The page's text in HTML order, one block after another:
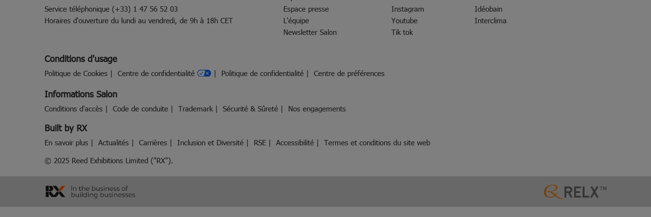
Service téléphonique (+33) 1 47 56 52 03
Horaires d'ouverture du lundi au vendredi, de 9h à 18h CET
Espace presse
L'équipe
Newsletter Salon
Instagram
Youtube
Tik tok
Idéobain
Interclima
Conditions d'usage
Politique de Cookies Centre de confidentialité Politique de confidentialité Centre de préférences
Informations Salon
Conditions d'accès Code de conduite Trademark Sécurité & Sûreté Nos engagements
Built by RX
En savoir plus Actualités Carrières Inclusion et Diversité RSE Accessibilité
Termes et conditions du site web
© 2025 Reed Exhibitions Limited ("RX").